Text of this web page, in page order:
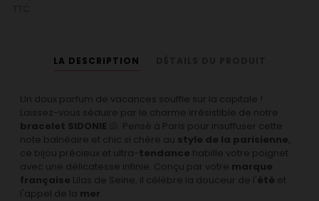
LA DESCRIPTION
Un doux parfum de vacances souffle sur la capitale !
Laissez-vous séduire par le charme irrésistible de notre
bracelet SIDONIE 🐚. Pensé à Paris pour insuffuser cette
note balnéaire et chic si chère au style de la parisienne
ce bijou précieux et ultra-tendance habille votre poignet
avec une délicatesse infinie. Conçu par votre marque
française Lilas de Seine, il célèbre la douceur de l'été et
l'appel de la mer